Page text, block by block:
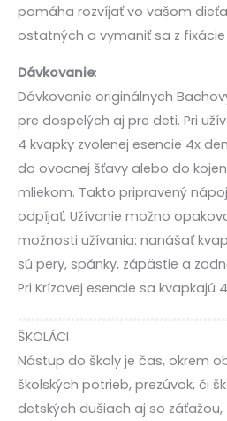
pomáha rozvíjať vo vašom
ostatných a vymaniť sa z
Dávkovanie:
Dávkovanie originálnych
pre dospelých aj pre deti. Pri
4 kvapky zvolenej esencie 4x
do ovocnej šťavy alebo do
mliekom. Takto pripravený
odpíjať. Užívanie možno
možnosti užívania: nanášať
sú pery, spánky, zápästie a
Pri Krízovej esencie sa kvapkajú
ŠKOLÁCI
Nástup do školy je čas, okrem
školských potrieb, prezúvok, či
detských dušiach aj so